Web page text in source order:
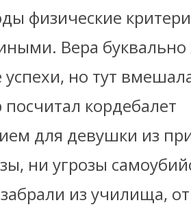
физические
Вера
но тут
кордебалет
для девушки из
ни угрозы
из училища,